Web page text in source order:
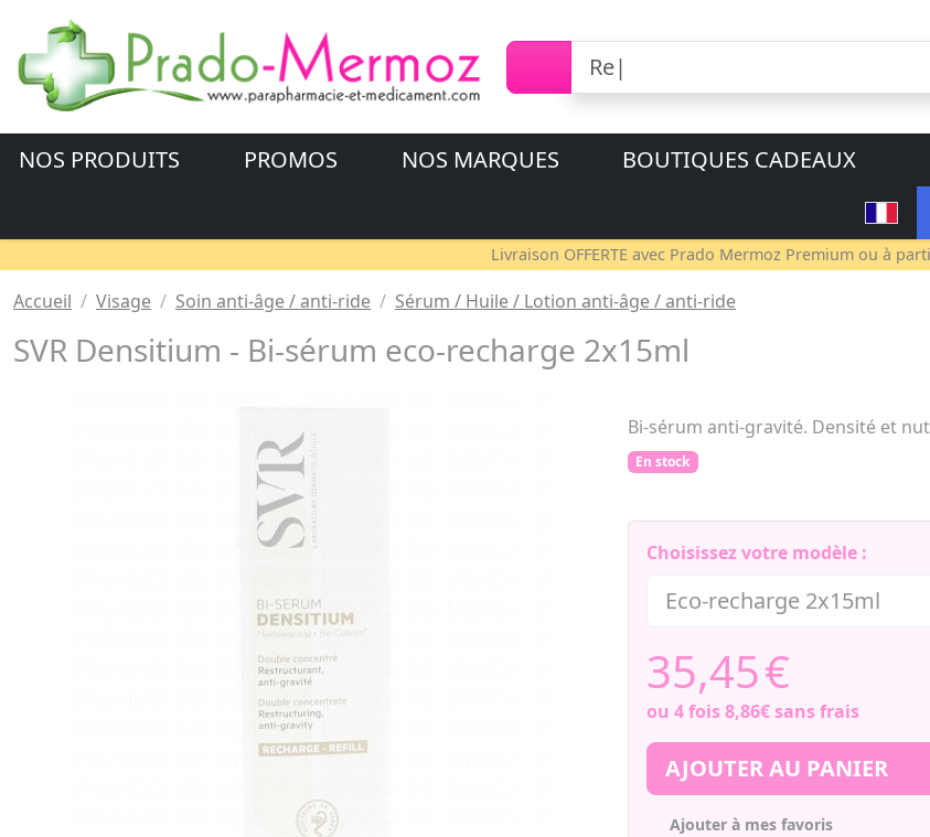
NOS PRODUITS PROMOS NOS MARQUES
BOUTIQUES CADEAUX
Livraison OFFERTE avec Prado Mermoz Premium ou à
Accueil Visage Soin anti-âge / anti-ride Sérum / Huile / Lotion anti-âge / anti-ride
SVR Densitium - Bi-sérum eco-recharge 2x15ml
Bi-sérum anti-gravité. Densité et
En stock
Choisissez votre modèle :
35,45€
ou 4 fois8,86€sans frais
AJOUTER AU PANIER
Ajouter à mes favoris